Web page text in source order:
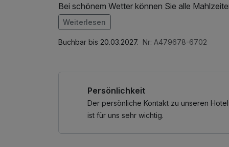
Bei schönem Wetter können Sie alle
Der Huywald heute, ist ein Refugium für
starkfrequentierter Touristenpfade betätigen
* ohne Getränke
Im Angebot enthalten
1 Flasche Mineralwasser, Saunabenutzung,
Weiterlesen
Buchbar bis 20.03.2027. Nr: A479678-6702
Persönlichkeit
Der persönliche Kontakt zu unseren
ist für uns sehr wichtig.